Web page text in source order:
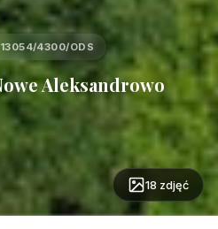
4300/ODS
Aleksandrowo
18 zdjęć